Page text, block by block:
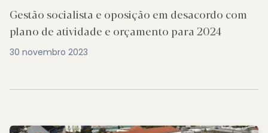
Gestão socialista e oposição em desacordo com
plano de atividade e orçamento para 2024
30 novembro 2023